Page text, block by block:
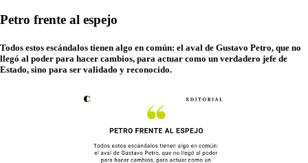
Petro frente al espejo
Todos estos escándalos tienen algo en común: el aval de Gustavo Petro, que no
llegó al poder para hacer cambios, para actuar como un verdadero jefe de
Estado, sino para ser validado y reconocido.